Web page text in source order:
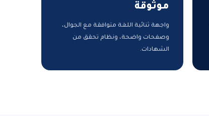
موثوقة
واجهة ثنائية اللغة متوافقة مع الجوال،
وصفحات واضحة، ونظام تحقق من
الشهادات.